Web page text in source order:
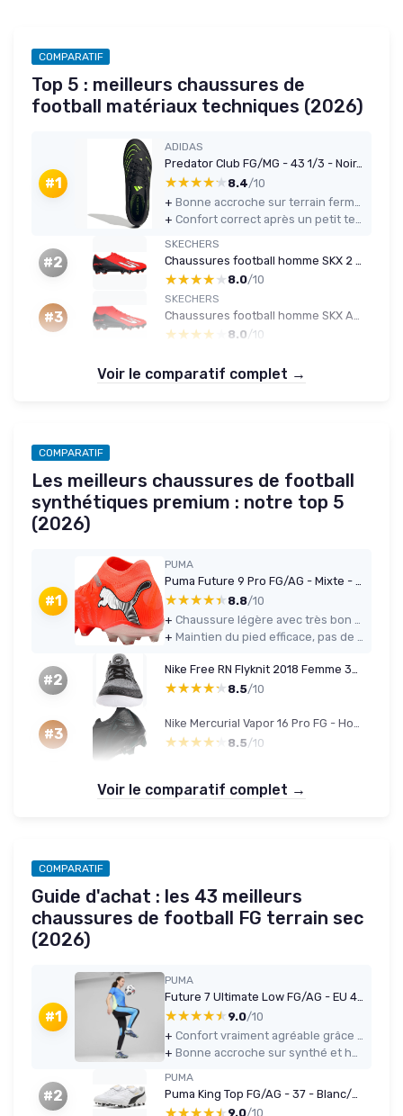
COMPARATIF
Top 5 : meilleurs chaussures de
football matériaux techniques (2026)
#1
ADIDAS
Predator Club FG/MG - 43 1/3 - Noir/Carbon/Lucid Lemon
★★★★★
★★★★★ 8.4/10
+
Bonne accroche sur terrain ferme et synthétique grâce à la semelle FG/MG
+
Confort correct après un petit temps de rodage, maintien sérieux pour du loisir
#2
SKECHERS
★★★★★
★★★★★ 8.0/10
#3
SKECHERS
★★★★★
★★★★★ 8.0 /10
Voir le comparatif complet →
COMPARATIF
Les meilleurs chaussures de football
synthétiques premium : notre top 5
(2026)
#1
PUMA
Puma Future 9 Pro FG/AG - Mixte - 42 EU - Glowing Red
★★★★★
★★★★★ 8.8/10
+
Chaussure légère avec très bon ressenti balle-pied et bonne accroche sur synthé et herbe sèche
+
Maintien du pied efficace, pas de flottement, adaptée aux changements de direction rapides
#2
Nike Free RN Flyknit 2018 Femme 36.5 Blanc/Noir
★★★★★
★★★★★ 8.5/10
#3
Nike Mercurial Vapor 16 Pro FG - Homme - 44 EU - Noir (tige basse)
★★★★★
★★★★★ 8.5/10
Voir le comparatif complet →
COMPARATIF
Guide d'achat : les 43 meilleurs
chaussures de football FG terrain sec
(2026)
#1
PUMA
Future 7 Ultimate Low FG/AG - EU 44 1/2
★★★★★
★★★★★ 9.0/10
+
Confort vraiment agréable grâce au chausson en tricot extensible
+
Bonne accroche sur synthé et herbe ferme avec la semelle FG/AG
#2
PUMA
★★★★★
★★★★★ 9.0/10